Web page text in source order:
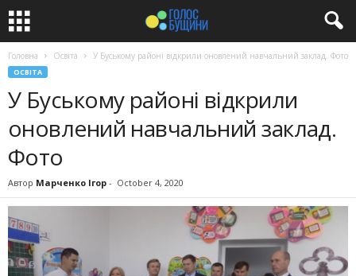
Головна Освіта У Буському районі відкрили оновлений навчальний заклад. Фото
ОСВІТА
У Буському районі відкрили
оновлений навчальний заклад.
Фото
Автор Марченко Ігор - October 4, 2020